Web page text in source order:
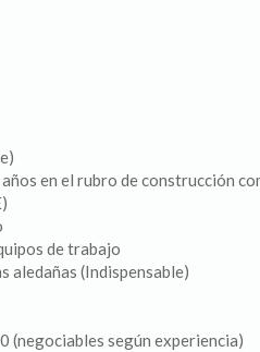
en el rubro de construcción
de trabajo
aledañas (Indispensable)
(negociables según experiencia)